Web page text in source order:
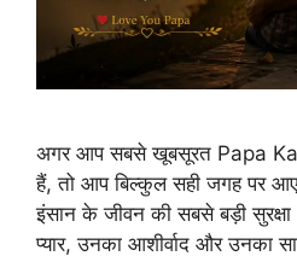
अगर आप सबसे खूबसूरत Papa
हैं, तो आप बिल्कुल सही जगह पर आए
इंसान के जीवन की सबसे बड़ी
प्यार, उनका आशीर्वाद और उनका